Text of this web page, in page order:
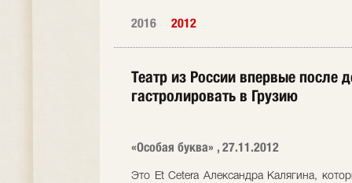
2016 2012
Театр из России впервые после
гастролировать в Грузию
«Особая буква» , 27.11.2012
Это Et Cetera Александра Калягина,